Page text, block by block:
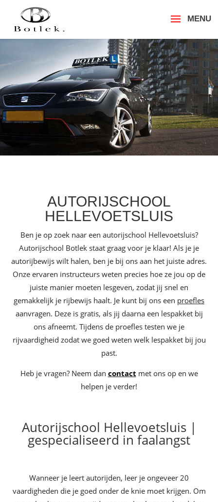
AUTORIJSCHOOL
HELLEVOETSLUIS
Ben je op zoek naar een autorijschool Hellevoetsluis?
Autorijschool Botlek staat graag voor je klaar! Als je je
autorijbewijs wilt halen, ben je bij ons aan het juiste adres.
Onze ervaren instructeurs weten precies hoe ze jou op de
juiste manier moeten lesgeven, zodat jij snel en
gemakkelijk je rijbewijs haalt. Je kunt bij ons een proefles
aanvragen. Deze is gratis, als jij daarna een lespakket bij
ons afneemt. Tijdens de proefles testen we je
rijvaardigheid zodat we goed weten welk lespakket bij jou
past.
Heb je vragen? Neem dan contact met ons op en we
helpen je verder!
Autorijschool Hellevoetsluis |
gespecialiseerd in faalangst
Wanneer je leert autorijden, leer je ongeveer 20
vaardigheden die je goed onder de knie moet krijgen. Om